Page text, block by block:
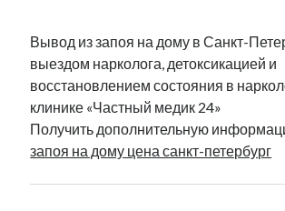
Вывод из запоя на дому в Санкт-
выездом нарколога, детоксикацией и
восстановлением состояния в
клинике «Частный медик 24»
Получить дополнительную
запоя на дому цена санкт-петербург